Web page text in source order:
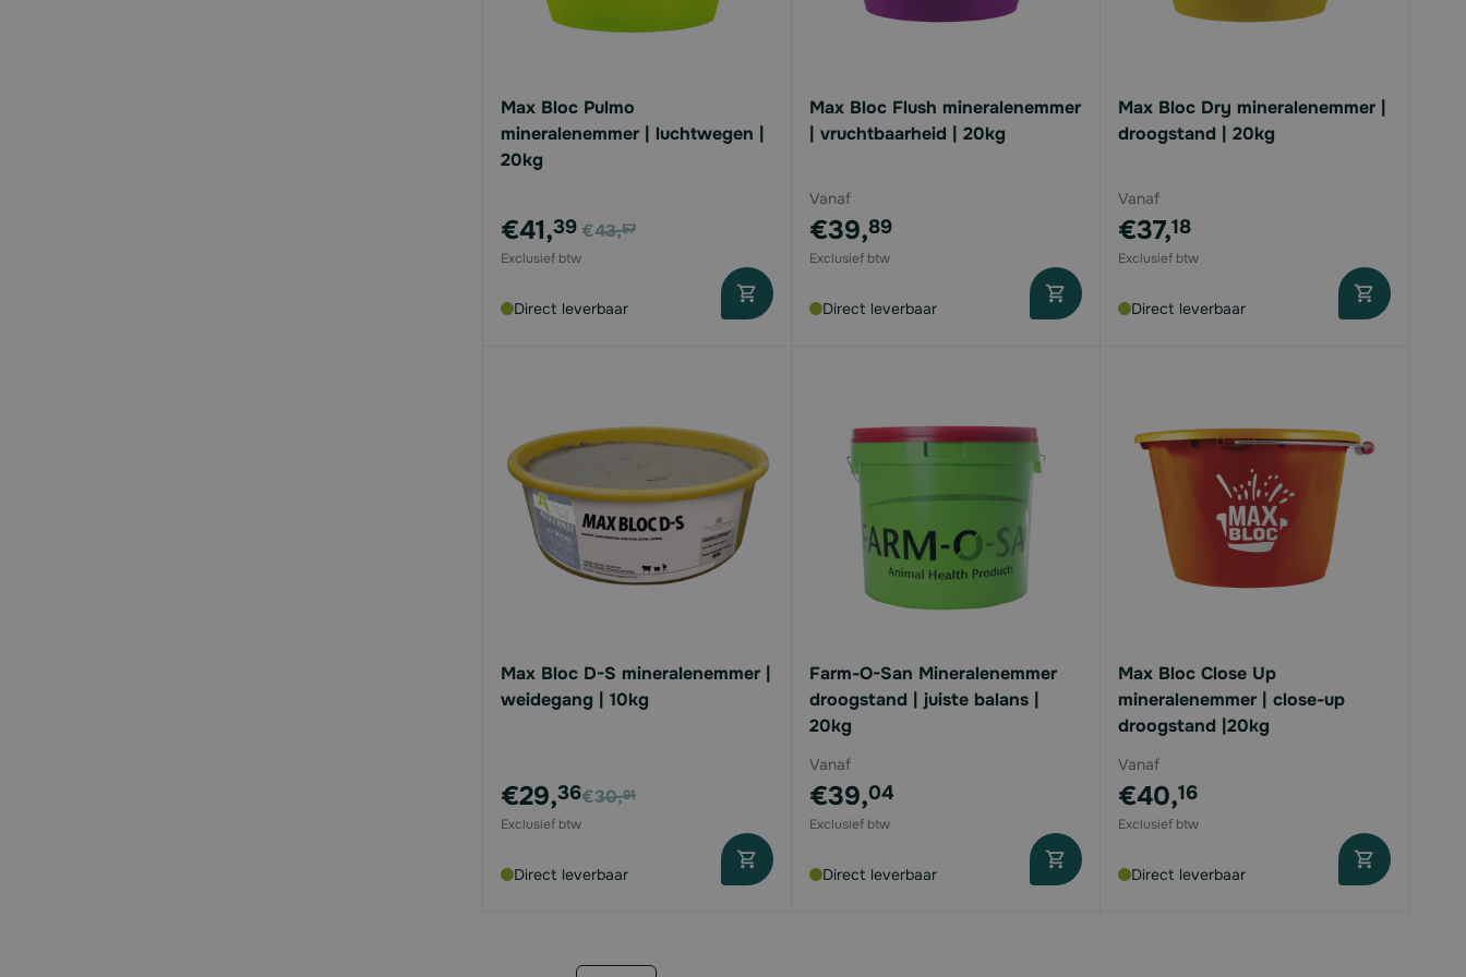
Max Bloc Pulmo
mineralenemmer | luchtwegen |
20kg
Voor
€41,39 €43,57
Direct leverbaar
Max Bloc Flush mineralenemmer
| vruchtbaarheid | 20kg
Vanaf
€39,89
Direct leverbaar
Max Bloc Dry mineralenemmer |
droogstand | 20kg
Vanaf
€37,18
Direct leverbaar
Max Bloc D-S mineralenemmer |
weidegang | 10kg
Voor
€29,36€30,91
Direct leverbaar
Farm-O-San Mineralenemmer
droogstand | juiste balans |
20kg
Vanaf
€39,04
Direct leverbaar
Max Bloc Close Up
mineralenemmer | close-up
droogstand |20kg
Vanaf
€40,16
Direct leverbaar